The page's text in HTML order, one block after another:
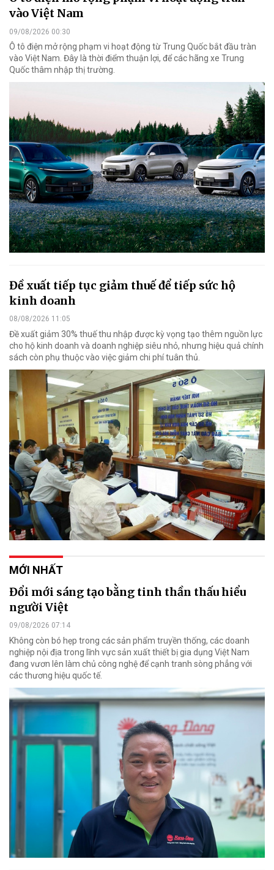
vào Việt Nam
09/08/2026 00:30
Ô tô điện mở rộng phạm vi hoạt động từ Trung Quốc bắt đầu tràn
vào Việt Nam. Đây là thời điểm thuận lợi, để các hãng xe Trung
Quốc thâm nhập thị trường.
Đề xuất tiếp tục giảm thuế để tiếp sức hộ
kinh doanh
08/08/2026 11:05
Đề xuất giảm 30% thuế thu nhập được kỳ vọng tạo thêm nguồn lực
cho hộ kinh doanh và doanh nghiệp siêu nhỏ, nhưng hiệu quả chính
sách còn phụ thuộc vào việc giảm chi phí tuân thủ.
MỚI NHẤT
Đổi mới sáng tạo bằng tinh thần thấu hiểu
người Việt
09/08/2026 07:14
Không còn bó hẹp trong các sản phẩm truyền thống, các doanh
nghiệp nội địa trong lĩnh vực sản xuất thiết bị gia dụng Việt Nam
đang vươn lên làm chủ công nghệ để cạnh tranh sòng phẳng với
các thương hiệu quốc tế.